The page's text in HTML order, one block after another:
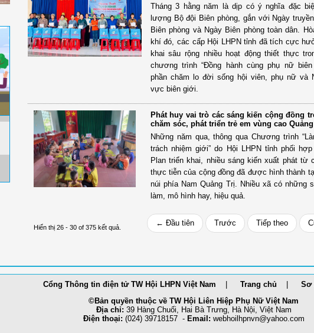
Tháng 3 hằng năm là dịp có ý nghĩa đặc
lượng Bộ đội Biên phòng, gắn với Ngày
Biên phòng và Ngày Biên phòng toàn dân.
khí đó, các cấp Hội LHPN tỉnh đã tích cực
khai sâu rộng nhiều hoạt động thiết thực
chương trình “Đồng hành cùng phụ nữ
phần chăm lo đời sống hội viên, phụ nữ và
vực biên giới.
Phát huy vai trò các sáng kiến cộng đồng
chăm sóc, phát triển trẻ em vùng cao
Những năm qua, thông qua Chương trình
trách nhiệm giới” do Hội LHPN tỉnh phối
Plan triển khai, nhiều sáng kiến xuất phát từ
thực tiễn của cộng đồng đã được hình thành
núi phía Nam Quảng Trị. Nhiều xã có những
làm, mô hình hay, hiệu quả.
Hiển thị 26 - 30 of 375 kết quả. ← Đầu tiên Trước Tiếp theo
Cổng Thông tin điện tử TW Hội LHPN Việt Nam Trang chủ
Sơ
©Bản quyền thuộc về TW Hội Liên Hiệp Phụ Nữ Việt Nam
Địa chỉ: 39 Hàng Chuối, Hai Bà Trưng, Hà Nội, Việt Nam
Điện thoại: (024) 39718157 - Email: webhoilhpnvn@yahoo.com